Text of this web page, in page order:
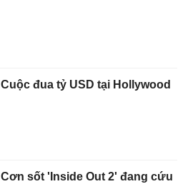
Cuộc đua tỷ USD tại Hollywood
Cơn sốt 'Inside Out 2' đang cứu